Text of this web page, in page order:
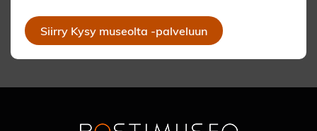
Siirry Kysy museolta -palveluun